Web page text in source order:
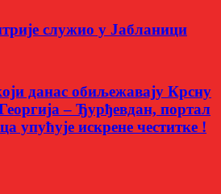
служио у Јабланици
данас обиљежавају Крсну
– Ђурђевдан, портал
упућује искрене честитке !